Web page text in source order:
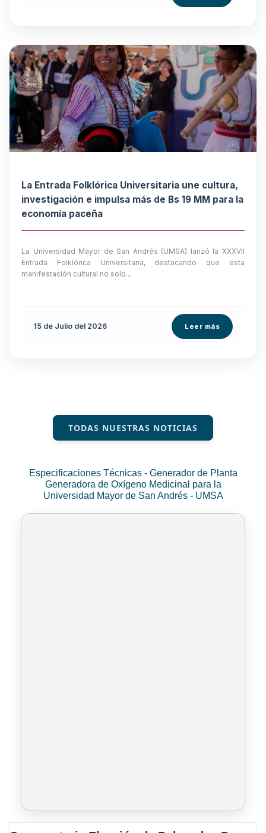
La Entrada Folklórica Universitaria une cultura,
investigación e impulsa más de Bs 19 MM para la
economía paceña
La Universidad Mayor de San Andrés (UMSA) lanzó la XXXVII
Entrada Folklórica Universitaria, destacando que esta
manifestación cultural no solo...
15 de Julio del 2026 Leer más
TODAS NUESTRAS NOTICIAS
Especificaciones Técnicas - Generador de Planta
Generadora de Oxígeno Medicinal para la
Universidad Mayor de San Andrés - UMSA